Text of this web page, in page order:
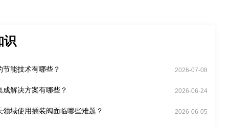
识
节能技术有哪些？ 2026-07-08
成解决方案有哪些？ 2026-06-24
领域使用插装阀面临哪些难题？ 2026-06-05